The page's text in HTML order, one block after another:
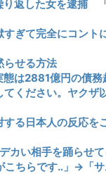
返した女を逮捕
すぎて完全にコン
らせる方法
は2881億円の債務
てください。ヤクザ
る日本人の反応を
カい相手を踊らせて
こちらです‥」→「